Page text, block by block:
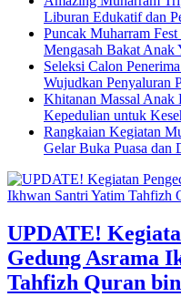
Liburan Edukatif dan
Puncak Muharram
Mengasah Bakat Anak
Seleksi Calon
Wujudkan Penyaluran
Khitanan Massal Anak
Kepedulian untuk
Rangkaian Kegiatan
Gelar Buka Puasa dan
UPDATE!
Gedung Asrama
Tahfizh Quran